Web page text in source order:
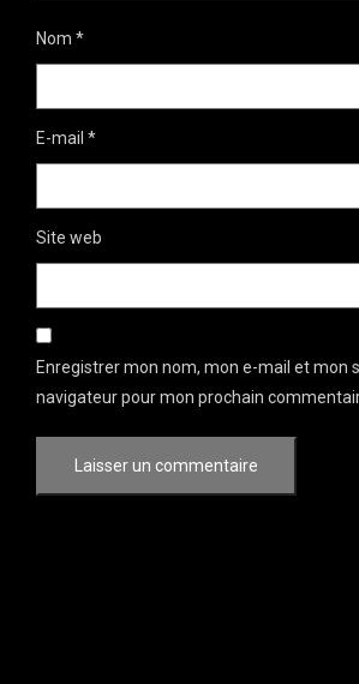
Nom *
E-mail *
Site web
Enregistrer mon nom, mon e-mail et mon
navigateur pour mon prochain